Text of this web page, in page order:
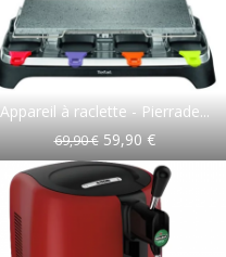
Appareil à raclette - Pierrade...
69,90 € 59,90 €